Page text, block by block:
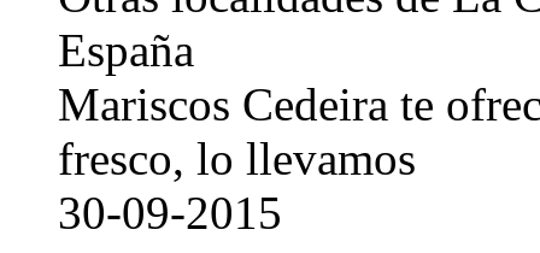
España
Mariscos Cedeira te
fresco, lo llevamos
30-09-2015